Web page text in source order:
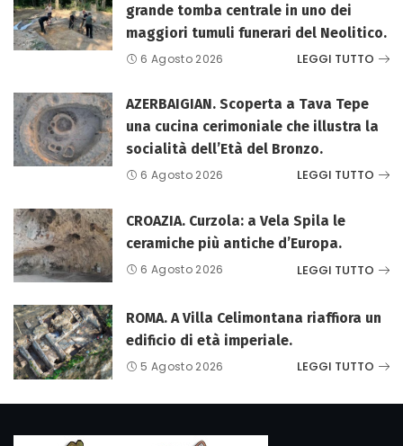
grande tomba centrale in uno dei
maggiori tumuli funerari del Neolitico.
6 Agosto 2026 LEGGI TUTTO
AZERBAIGIAN. Scoperta a Tava Tepe
una cucina cerimoniale che illustra la
socialità dell’Età del Bronzo.
6 Agosto 2026 LEGGI TUTTO
CROAZIA. Curzola: a Vela Spila le
ceramiche più antiche d’Europa.
6 Agosto 2026 LEGGI TUTTO
ROMA. A Villa Celimontana riaffiora un
edificio di età imperiale.
5 Agosto 2026 LEGGI TUTTO